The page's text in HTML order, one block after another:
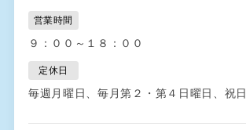
営業時間
９：００～１８：００
定休日
毎週月曜日、毎月第２・第４日曜日、祝日